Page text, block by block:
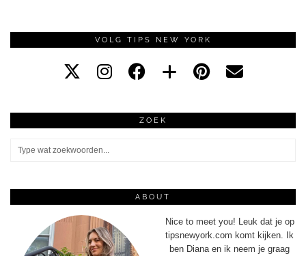
VOLG TIPS NEW YORK
ZOEK
ABOUT
Nice to meet you! Leuk dat je op
tipsnewyork.com komt kijken. Ik
ben Diana en ik neem je graag